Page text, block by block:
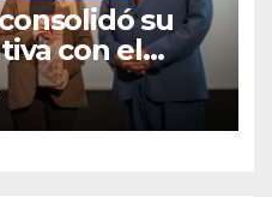
su
con el
Brotes 2026